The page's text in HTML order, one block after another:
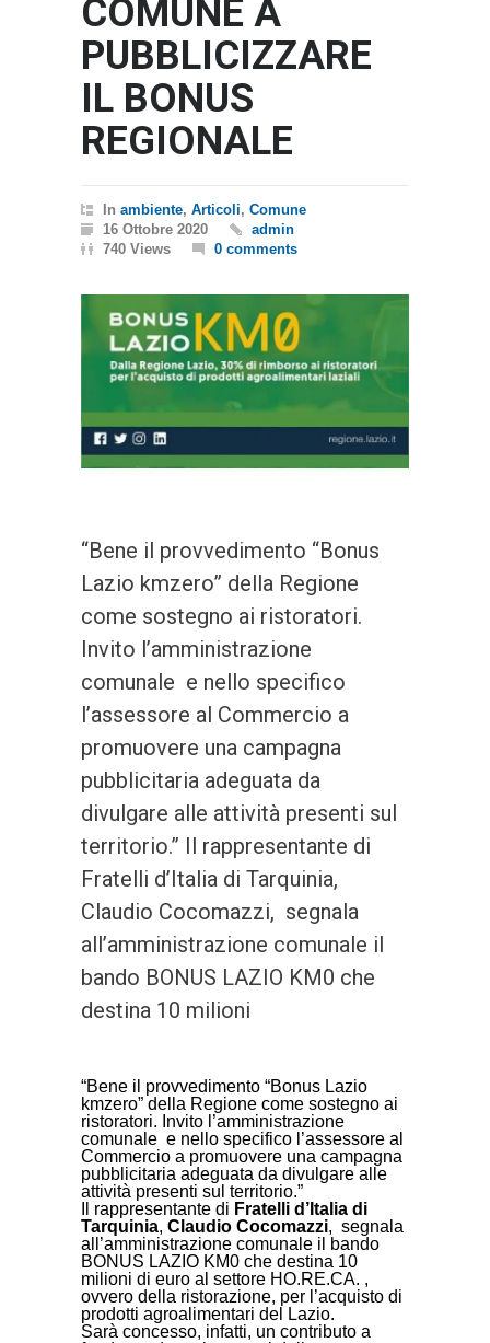
COMUNE A
PUBBLICIZZARE
IL BONUS
REGIONALE
In ambiente, Articoli, Comune
16 Ottobre 2020
admin
740 Views
0 comments
“Bene il provvedimento “Bonus
Lazio kmzero” della Regione
come sostegno ai ristoratori.
Invito l’amministrazione
comunale e nello specifico
l’assessore al Commercio a
promuovere una campagna
pubblicitaria adeguata da
divulgare alle attività presenti sul
territorio.” Il rappresentante di
Fratelli d’Italia di Tarquinia,
Claudio Cocomazzi, segnala
all’amministrazione comunale il
bando BONUS LAZIO KM0 che
destina 10 milioni
“Bene il provvedimento “Bonus Lazio
kmzero” della Regione come sostegno ai
ristoratori. Invito l’amministrazione
comunale e nello specifico l’assessore al
Commercio a promuovere una campagna
pubblicitaria adeguata da divulgare alle
attività presenti sul territorio.”
Il rappresentante di Fratelli d’Italia di
Tarquinia, Claudio Cocomazzi, segnala
all’amministrazione comunale il bando
BONUS LAZIO KM0 che destina 10
milioni di euro al settore HO.RE.CA. ,
ovvero della ristorazione, per l’acquisto di
prodotti agroalimentari del Lazio.
Sarà concesso, infatti, un contributo a